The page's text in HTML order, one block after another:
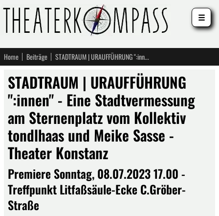
Home Beiträge STADTRAUM | URAUFFÜHRUNG ":innen" - Eine Stadtvermessung am Sternenplatz vom Kollektiv tondlhaas und Meike Sasse - Theater Konstanz
STADTRAUM | URAUFFÜHRUNG
":innen" - Eine Stadtvermessung
am Sternenplatz vom Kollektiv
tondlhaas und Meike Sasse -
Theater Konstanz
Premiere Sonntag, 08.07.2023 17.00 -
Treffpunkt Litfaßsäule-Ecke C.Gröber-
Straße
☰